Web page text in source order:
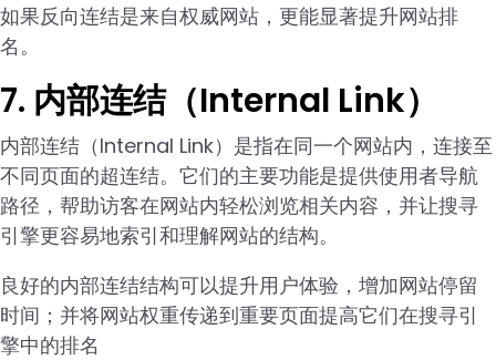
如果反向连结是来自权威网站，更能显著提升网站排
名。
7. 内部连结（Internal Link）
内部连结（Internal Link）是指在同一个网站内，连接至
不同页面的超连结。它们的主要功能是提供使用者导航
路径，帮助访客在网站内轻松浏览相关内容，并让搜寻
引擎更容易地索引和理解网站的结构。
良好的内部连结结构可以提升用户体验，增加网站停留
时间；并将网站权重传递到重要页面提高它们在搜寻引
擎中的排名